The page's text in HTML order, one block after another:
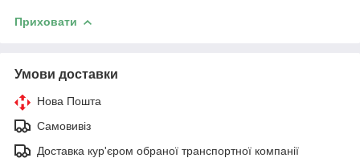
Приховати
Умови доставки
Нова Пошта
Самовивіз
Доставка кур'єром обраної транспортної компанії